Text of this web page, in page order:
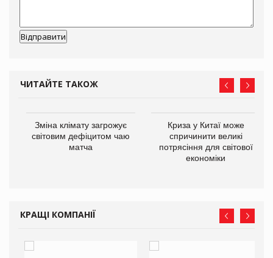
ЧИТАЙТЕ ТАКОЖ
Зміна клімату загрожує
світовим дефіцитом чаю
матча
Криза у Китаї може
спричинити великі
потрясіння для світової
економіки
КРАЩІ КОМПАНІЇ